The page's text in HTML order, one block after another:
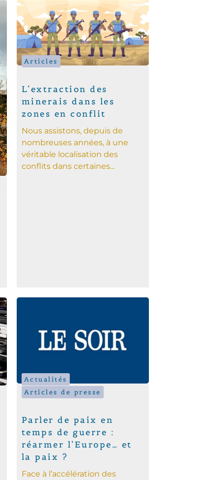
Articles
L’extraction des
minerais dans les
zones en conflit
Nous assistons, depuis de
nombreuses années, à une
véritable localisation des
conflits dans certaines...
Actualités
Articles de presse
Parler de paix en
temps de guerre :
réarmer l’Europe… et
la paix ?
Face à l’accélération des